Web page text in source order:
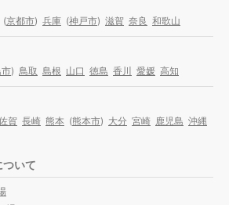
(京都市) 兵庫 (神戸市) 滋賀 奈良 和歌山
市) 鳥取 島根 山口 徳島 香川 愛媛 高知
賀 長崎 熊本 (熊本市) 大分 宮崎 鹿児島 沖縄
いて